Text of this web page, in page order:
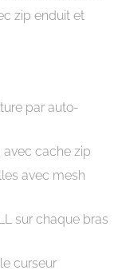
zip enduit et
par auto-
avec cache zip
avec mesh
sur chaque bras
curseur